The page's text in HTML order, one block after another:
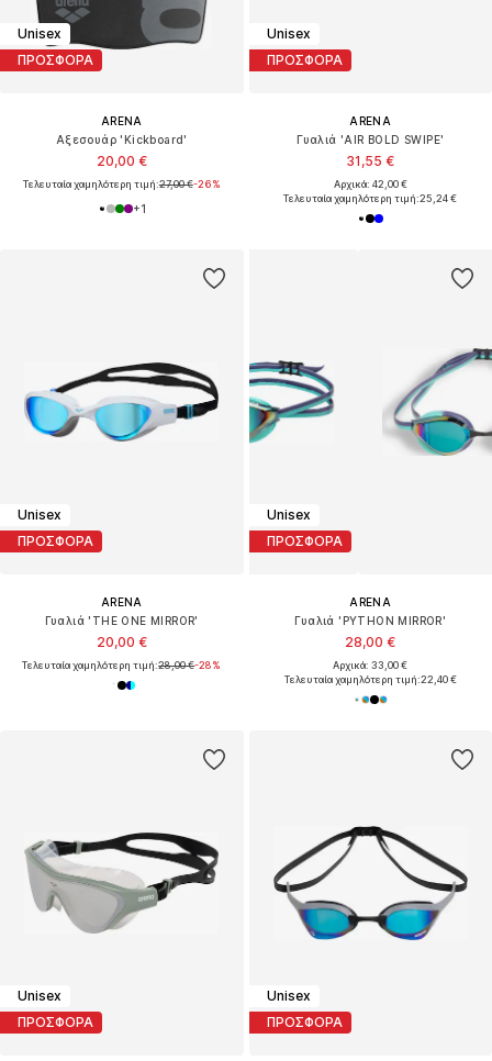
Unisex
ΠΡΟΣΦΟΡΑ
ARENA
Αξεσουάρ 'Kickboard'
20,00 €
Τελευταία χαμηλότερη τιμή:27,00 €-26%
+1
Unisex
ΠΡΟΣΦΟΡΑ
ARENA
Γυαλιά 'AIR BOLD SWIPE'
31,55 €
Αρχικά: 42,00 €
Τελευταία χαμηλότερη τιμή:25,24 €
Unisex
ΠΡΟΣΦΟΡΑ
ARENA
Γυαλιά 'THE ONE MIRROR'
20,00 €
Τελευταία χαμηλότερη τιμή:28,00 €-28%
Unisex
ΠΡΟΣΦΟΡΑ
ARENA
Γυαλιά 'PYTHON MIRROR'
28,00 €
Αρχικά: 33,00 €
Τελευταία χαμηλότερη τιμή:22,40 €
Unisex
ΠΡΟΣΦΟΡΑ
Unisex
ΠΡΟΣΦΟΡΑ